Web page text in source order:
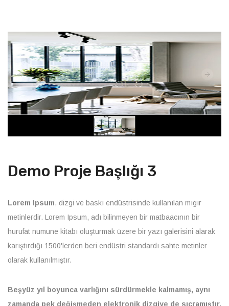
Demo Proje Başlığı 3
Lorem Ipsum, dizgi ve baskı endüstrisinde kullanılan mıgır
metinlerdir. Lorem Ipsum, adı bilinmeyen bir matbaacının bir
hurufat numune kitabı oluşturmak üzere bir yazı galerisini alarak
karıştırdığı 1500'lerden beri endüstri standardı sahte metinler
olarak kullanılmıştır.
Beşyüz yıl boyunca varlığını sürdürmekle kalmamış, aynı
zamanda pek değişmeden elektronik dizgiye de sıçramıştır.